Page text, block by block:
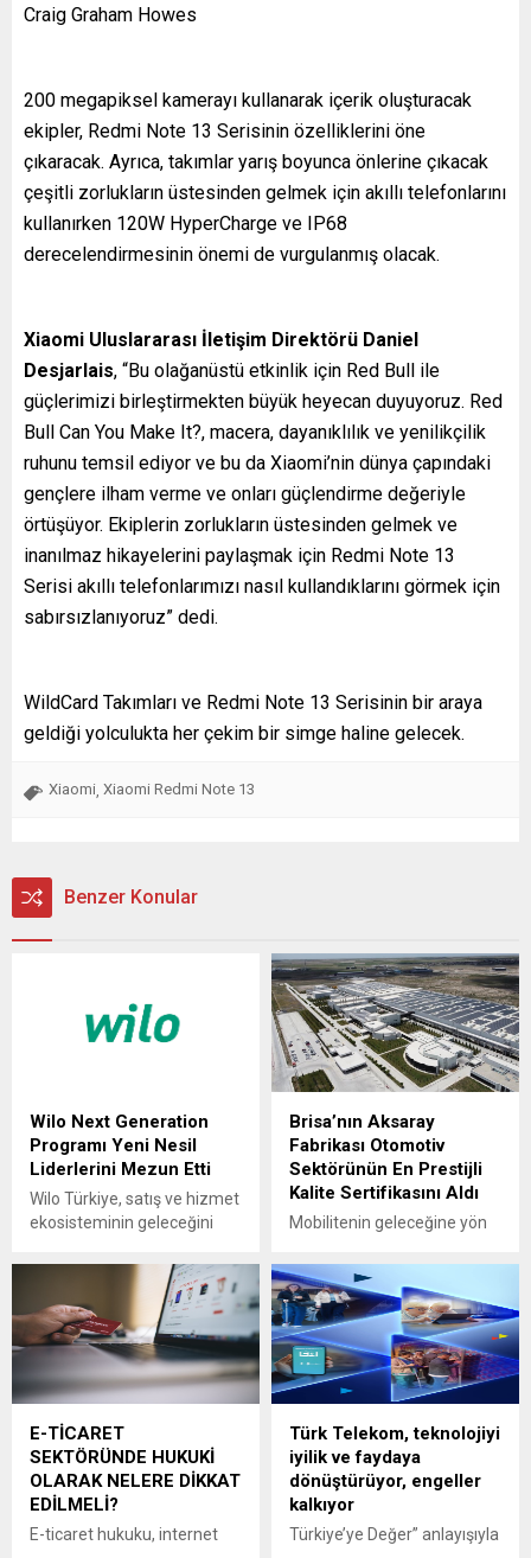
Craig Graham Howes
200 megapiksel kamerayı kullanarak içerik oluşturacak
ekipler, Redmi Note 13 Serisinin özelliklerini öne
çıkaracak. Ayrıca, takımlar yarış boyunca önlerine çıkacak
çeşitli zorlukların üstesinden gelmek için akıllı telefonlarını
kullanırken 120W HyperCharge ve IP68
derecelendirmesinin önemi de vurgulanmış olacak.
Xiaomi Uluslararası İletişim Direktörü Daniel
Desjarlais, “Bu olağanüstü etkinlik için Red Bull ile
güçlerimizi birleştirmekten büyük heyecan duyuyoruz. Red
Bull Can You Make It?, macera, dayanıklılık ve yenilikçilik
ruhunu temsil ediyor ve bu da Xiaomi’nin dünya çapındaki
gençlere ilham verme ve onları güçlendirme değeriyle
örtüşüyor. Ekiplerin zorlukların üstesinden gelmek ve
inanılmaz hikayelerini paylaşmak için Redmi Note 13
Serisi akıllı telefonlarımızı nasıl kullandıklarını görmek için
sabırsızlanıyoruz” dedi.
WildCard Takımları ve Redmi Note 13 Serisinin bir araya
geldiği yolculukta her çekim bir simge haline gelecek.
Xiaomi Xiaomi Redmi Note 13
Benzer Konular
Wilo Next Generation
Programı Yeni Nesil
Liderlerini Mezun Etti
Wilo Türkiye, satış ve hizmet
ekosisteminin geleceğini
profesyonelleri geliştirmek
amacıyla hayata geçirdiği
Wilo Next Generation
Programı’nı ilk mezunlarıyla
başarıyla tamamladı. Bir yıl
süren gelişim yolculuğunda
stratejik düşünme ve iş
hayatında ihtiyaç
duyacakları davranışsal
yetkinlikleri kapsayan
bütünsel bir deneyim yaşadı.
Brisa’nın Aksaray
Fabrikası Otomotiv
Sektörünün En Prestijli
Kalite Sertifikasını Aldı
Mobilitenin geleceğine yön
üreticileriyle stratejik iş
birliklerini derinleştirecek
önemli bir kalite başarısına
imza attı. Brisa’nın 2018
yılında 300 milyon dolarlık
yatırımla kurduğu Aksaray
endüstrisinde en yüksek
kalite standartlarını temsil
eden IATF 16949
sertifikasını almaya hak
kazandı. Lastik sektörünün
E-TİCARET
SEKTÖRÜNDE HUKUKİ
OLARAK NELERE DİKKAT
EDİLMELİ?
E-ticaret hukuku, internet
Türk Telekom, teknolojiyi
iyilik ve faydaya
dönüştürüyor, engeller
kalkıyor
Türkiye’ye Değer” anlayışıyla